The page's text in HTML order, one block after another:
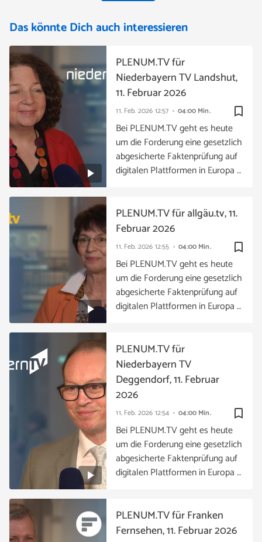
Das könnte Dich auch interessieren
bookmark_border
11. Feb. 2026 12:57 04:00 Min.
PLENUM.TV für
Niederbayern TV Landshut,
11. Februar 2026
Bei PLENUM.TV geht es heute
um die Forderung eine gesetzlich
abgesicherte Faktenprüfung auf
digitalen Plattformen in Europa …
bookmark_border
11. Feb. 2026 12:55 04:00 Min.
PLENUM.TV für allgäu.tv, 11.
Februar 2026
Bei PLENUM.TV geht es heute
um die Forderung eine gesetzlich
abgesicherte Faktenprüfung auf
digitalen Plattformen in Europa …
bookmark_border
11. Feb. 2026 12:54 04:00 Min.
PLENUM.TV für
Niederbayern TV
Deggendorf, 11. Februar
2026
Bei PLENUM.TV geht es heute
um die Forderung eine gesetzlich
abgesicherte Faktenprüfung auf
digitalen Plattformen in Europa …
PLENUM.TV für Franken
Fernsehen, 11. Februar 2026